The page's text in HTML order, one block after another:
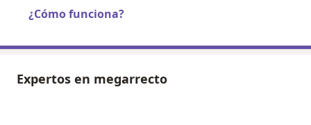
¿Cómo funciona?
Expertos en megarrecto